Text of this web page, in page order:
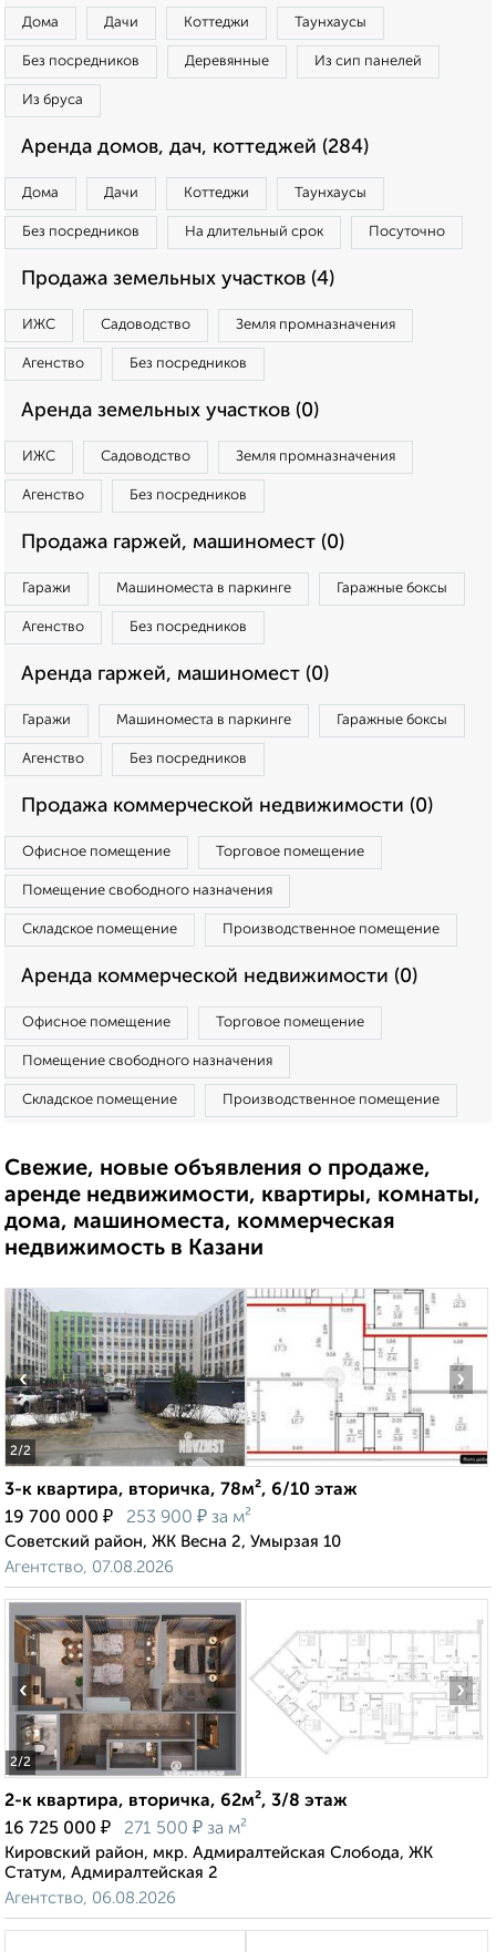
Дома Дачи Коттеджи Таунхаусы
Без посредников Деревянные Из сип панелей
Из бруса
Аренда домов, дач, коттеджей (284)
Дома Дачи Коттеджи Таунхаусы
Без посредников На длительный срок Посуточно
Продажа земельных участков (4)
ИЖС Садоводство Земля промназначения
Агенство Без посредников
Аренда земельных участков (0)
ИЖС Садоводство Земля промназначения
Агенство Без посредников
Продажа гаржей, машиномест (0)
Гаражи Машиноместа в паркинге Гаражные боксы
Агенство Без посредников
Аренда гаржей, машиномест (0)
Гаражи Машиноместа в паркинге Гаражные боксы
Агенство Без посредников
Продажа коммерческой недвижимости (0)
Офисное помещение Торговое помещение
Помещение свободного назначения
Складское помещение Производственное помещение
Аренда коммерческой недвижимости (0)
Офисное помещение Торговое помещение
Помещение свободного назначения
Складское помещение Производственное помещение
Свежие, новые объявления о продаже,
аренде недвижимости, квартиры, комнаты,
дома, машиноместа, коммерческая
недвижимость в Казани
2/2
‹ ›
3-к квартира, вторичка, 78м², 6/10 этаж
19 700 000 ₽ 253 900 ₽ за м²
Советский район, ЖК Весна 2, Умырзая 10
Агентство, 07.08.2026
2/2
‹ ›
2-к квартира, вторичка, 62м², 3/8 этаж
16 725 000 ₽ 271 500 ₽ за м²
Кировский район, мкр. Адмиралтейская Слобода, ЖК
Статум, Адмиралтейская 2
Агентство, 06.08.2026